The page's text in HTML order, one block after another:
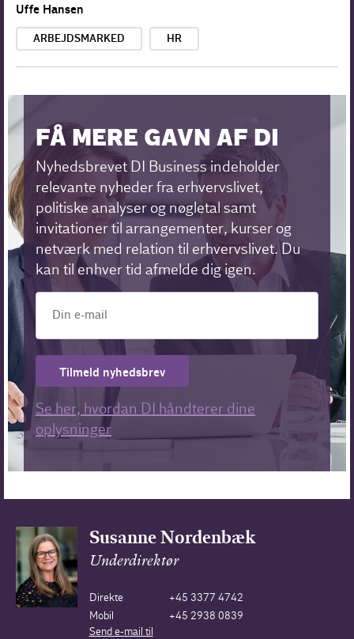
Uffe Hansen
ARBEJDSMARKED HR
FÅ MERE GAVN AF DI
Nyhedsbrevet DI Business indeholder
relevante nyheder fra erhvervslivet,
politiske analyser og nøgletal samt
invitationer til arrangementer, kurser og
netværk med relation til erhvervslivet. Du
kan til enhver tid afmelde dig igen.
Tilmeld nyhedsbrev
Se her, hvordan DI håndterer dine
oplysninger
Susanne Nordenbæk
Underdirektør
Direkte
+45 3377 4742
Mobil
+45 2938 0839
Send e-mail til